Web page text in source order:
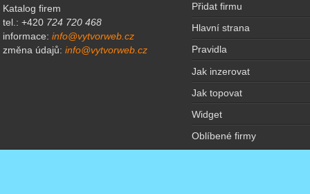
Katalog firem
tel.: +420 724 720 468
informace:info@vytvorweb.cz
změna údajů:info@vytvorweb.cz
Přidat firmu
Hlavní strana
Pravidla
Jak inzerovat
Jak topovat
Widget
Oblíbené firmy